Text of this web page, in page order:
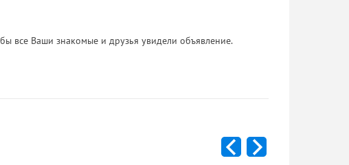
все Ваши знакомые и друзья увидели объявление.